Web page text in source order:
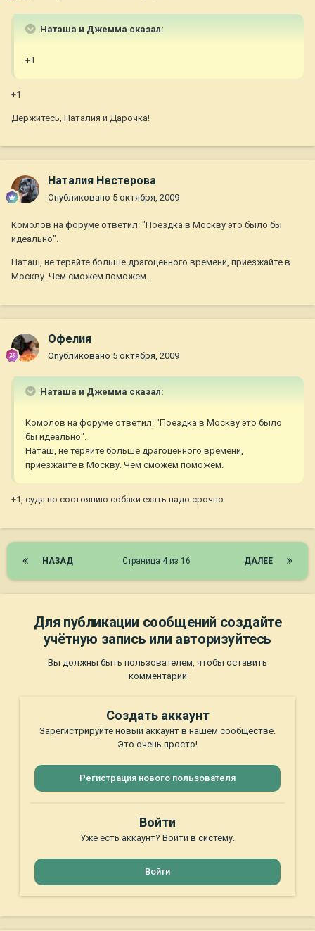
Наташа и Джемма сказал:
+1
+1
Держитесь, Наталия и Дарочка!
Наталия Нестерова
Опубликовано 5 октября, 2009
Комолов на форуме ответил: "Поездка в Москву это было бы
идеально".
Наташ, не теряйте больше драгоценного времени, приезжайте в
Москву. Чем сможем поможем.
Офелия
Опубликовано 5 октября, 2009
Наташа и Джемма сказал:
Комолов на форуме ответил: "Поездка в Москву это было
бы идеально".
Наташ, не теряйте больше драгоценного времени,
приезжайте в Москву. Чем сможем поможем.
+1, судя по состоянию собаки ехать надо срочно
НАЗАД ДАЛЕЕ
Страница 4 из 16
Для публикации сообщений создайте
учётную запись или авторизуйтесь
Вы должны быть пользователем, чтобы оставить
комментарий
Создать аккаунт
Зарегистрируйте новый аккаунт в нашем сообществе.
Это очень просто!
Регистрация нового пользователя
Войти
Уже есть аккаунт? Войти в систему.
Войти